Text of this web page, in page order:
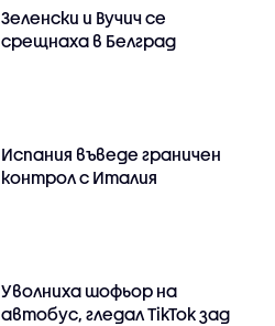
Зеленски и Вучич се
срещнаха в Белград
Испания въведе граничен
контрол с Италия
Уволниха шофьор на
автобус, гледал TikTok зад